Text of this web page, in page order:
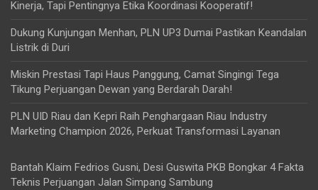
Kinerja, Tapi Pentingnya Etika Koordinasi Kooperatif!
Dukung Kunjungan Menhan, PLN UP3 Dumai Pastikan Keandalan
Listrik di Duri
Miskin Prestasi Tapi Haus Panggung, Camat Singingi Tega
Tikung Perjuangan Dewan yang Berdarah Darah!
PLN UID Riau dan Kepri Raih Penghargaan Riau Industry
Marketing Champion 2026, Perkuat Transformasi Layanan
Bantah Klaim Fedrios Gusni, Desi Guswita PKB Bongkar 4 Fakta
Teknis Perjuangan Jalan Simpang Sambung